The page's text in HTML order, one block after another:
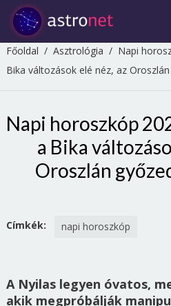
Főoldal / Asztrológia / Napi
Bika változások elé néz, az
Napi horoszkóp
a Bika
Oroszlán
Címkék: napi horoszkóp
A Nyilas legyen óvatos,
akik megpróbálják